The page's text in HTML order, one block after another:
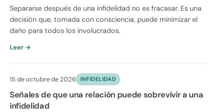
Separarse después de una infidelidad no es fracasar. Es una
decisión que, tomada con consciencia, puede minimizar el
daño para todos los involucrados.
Leer →
15 de octubre de 2026 INFIDELIDAD
Señales de que una relación puede sobrevivir a una
infidelidad